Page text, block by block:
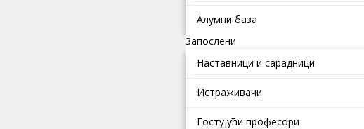
Алумни база
Запослени
Наставници и сарадници
Истраживачи
Гостујући професори